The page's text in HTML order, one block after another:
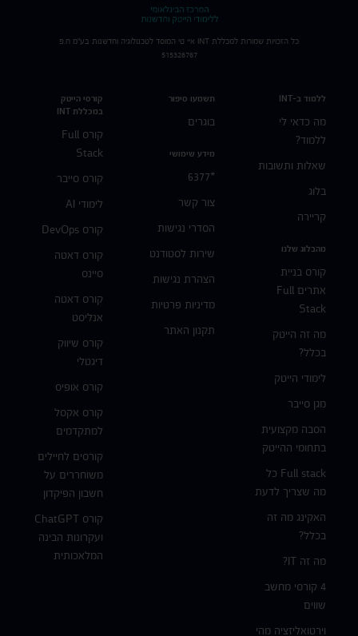
ללמוד ב-INT
מה כדאי לי
ללמוד?
שאלות ותשובות
בלוג
קריירה
מהבלוג שלנו
קורס בניית
אתרים Full
Stack
מה זה הייטק
בכלל?
לימודי הייטק
מגן סייבר
הסבה מקצועית
בתחומי ההייטק
Full stack כל
מה שצריך לדעת
האקינג מה זה
בכלל?
מה זה IT?
4 קורסי מחשב
שווים
וירטואליזציה מהי
תשמעו סיפור
בוגרים
מידע שימושי
*6377
צור קשר
הסדרי נגישות
שירות לסטודנט
הצהרת נגישות
מדיניות פרטיות
תקנון האתר
קורסי הייטק
במכללת INT
קורס Full
Stack
קורס סייבר
לימודי AI
קורס DevOps
קורס דאטה
סיינס
קורס דאטה
אנליסט
קורס שיווק
דיגטלי
קורס אופיס
קורס אקסל
למתקדמים
קורסים לחיילים
משוחררים על
חשבון הפיקדון
קורס ChatGPT
ועקרונות הבינה
המלאכותית
כל הזכויות שמורות למכללת INT איי טי המוסד לטכנולוגיה וחדשנות בע"מ ח.פ
515326767